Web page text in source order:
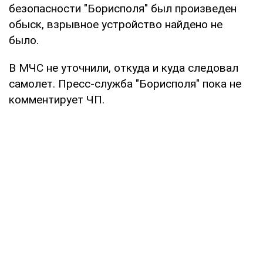
безопасности "Борисполя" был произведен
обыск, взрывное устройство найдено не
было.
В МЧС не уточнили, откуда и куда следовал
самолет. Пресс-служба "Борисполя" пока не
комментирует ЧП.